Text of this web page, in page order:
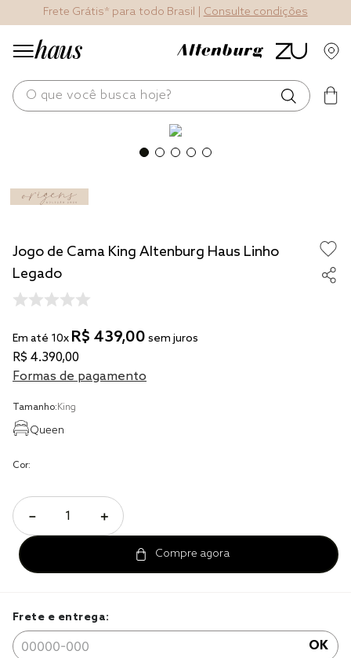
Frete Grátis* para todo Brasil | Consulte condições
O que você busca hoje?
Jogo de Cama King Altenburg Haus Linho
Legado
Em até 10x R$ 439,00 sem juros
R$ 4.390,00
Formas de pagamento
Tamanho:King
Queen
Cor:
＋
－
Frete e entrega:
OK
edredom
jogos cama
travesseiro
tencel
cobre leito
jogo cama casal